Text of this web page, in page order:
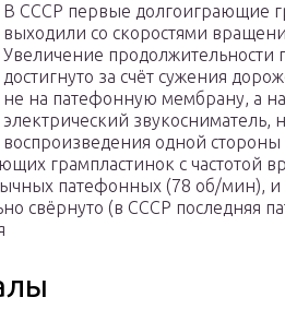
В СССР первые долгоиграющие
выходили со скоростями
Увеличение продолжительности
достигнуто за счёт сужения
не на патефонную мембрану, а
электрический звукосниматель,
воспроизведения одной
грампластинок с частотой
патефонных (78 об/мин), и
свёрнуто (в СССР последняя